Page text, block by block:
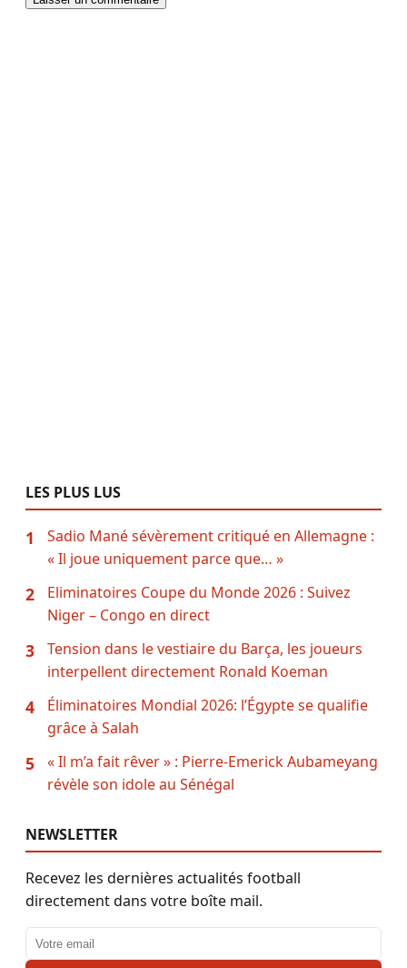
LES PLUS LUS
1
Sadio Mané sévèrement critiqué en Allemagne :
« Il joue uniquement parce que… »
2
Eliminatoires Coupe du Monde 2026 : Suivez
Niger – Congo en direct
3
Tension dans le vestiaire du Barça, les joueurs
interpellent directement Ronald Koeman
4
Éliminatoires Mondial 2026: l’Égypte se qualifie
grâce à Salah
5
« Il m’a fait rêver » : Pierre-Emerick Aubameyang
révèle son idole au Sénégal
NEWSLETTER
Recevez les dernières actualités football
directement dans votre boîte mail.
Adresse email